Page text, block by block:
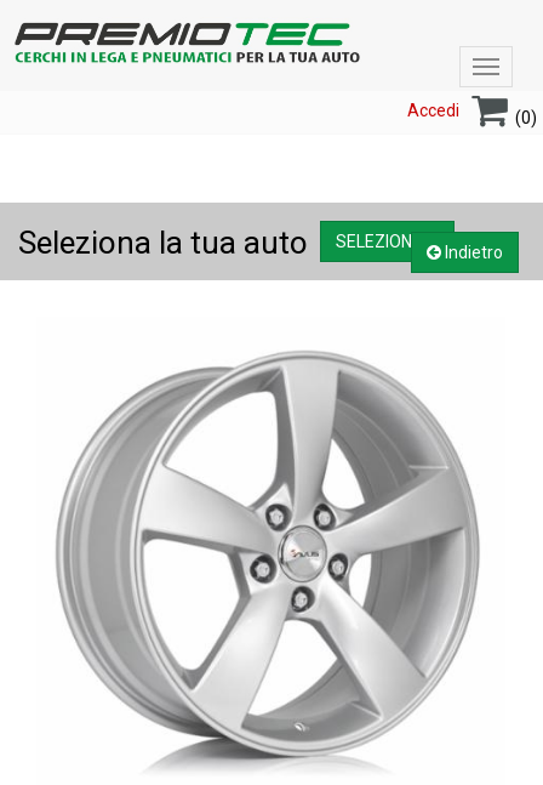
Toggle
Accedi
(0)
Seleziona la tua auto SELEZIONA....
Indietro